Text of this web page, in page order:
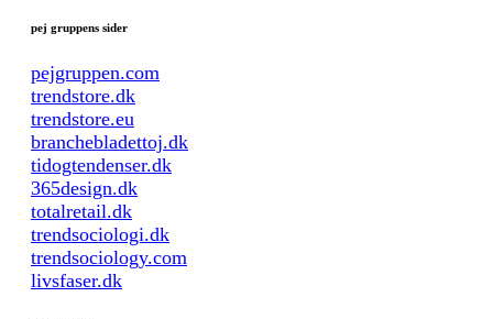
pej gruppens sider
pejgruppen.com
trendstore.dk
trendstore.eu
branchebladettoj.dk
tidogtendenser.dk
365design.dk
totalretail.dk
trendsociologi.dk
trendsociology.com
livsfaser.dk